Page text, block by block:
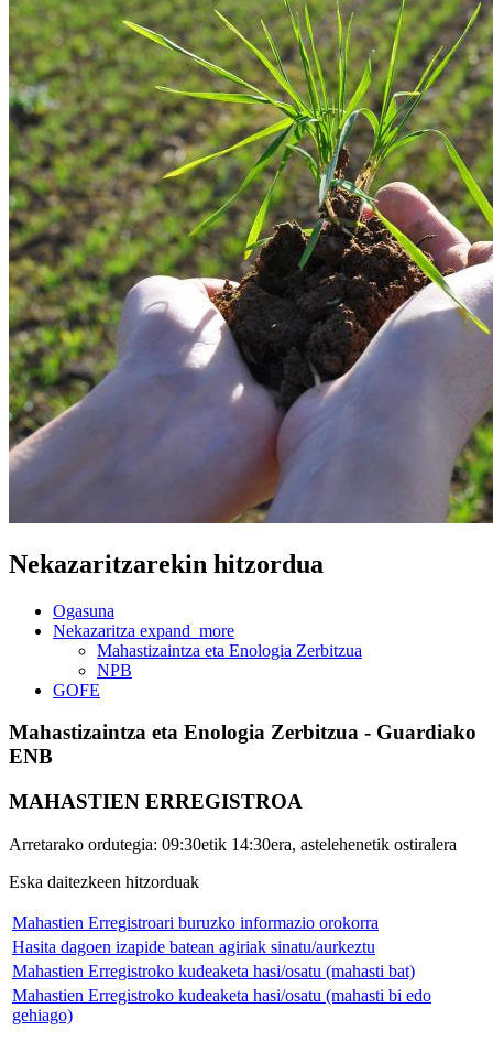
Nekazaritzarekin hitzordua
Ogasuna
Nekazaritza expand_more
Mahastizaintza eta Enologia Zerbitzua
NPB
GOFE
Mahastizaintza eta Enologia Zerbitzua - Guardiako
ENB
MAHASTIEN ERREGISTROA
Arretarako ordutegia: 09:30etik 14:30era, astelehenetik ostiralera
Eska daitezkeen hitzorduak
Mahastien Erregistroari buruzko informazio orokorra
Hasita dagoen izapide batean agiriak sinatu/aurkeztu
Mahastien Erregistroko kudeaketa hasi/osatu (mahasti bat)
Mahastien Erregistroko kudeaketa hasi/osatu (mahasti bi edo
gehiago)